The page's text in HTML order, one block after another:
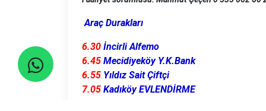
Araç Durakları
6.30 İncirli Alfemo
6.45 Mecidiyeköy Y.K.Bank
6.55 Yıldız Sait Çiftçi
7.05 Kadıköy EVLENDİRME